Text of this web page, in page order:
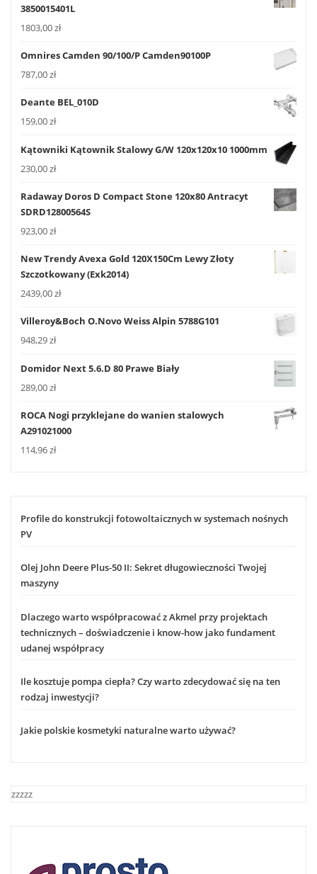
3850015401L
1803,00zł
Omnires Camden 90/100/P Camden90100P
787,00zł
Deante BEL_010D
159,00zł
Kątowniki Kątownik Stalowy G/W 120x120x10 1000mm
230,00zł
Radaway Doros D Compact Stone 120x80 Antracyt
SDRD12800564S
923,00zł
New Trendy Avexa Gold 120X150Cm Lewy Złoty
Szczotkowany (Exk2014)
2439,00zł
Villeroy&Boch O.Novo Weiss Alpin 5788G101
948,29zł
Domidor Next 5.6.D 80 Prawe Biały
289,00zł
ROCA Nogi przyklejane do wanien stalowych
A291021000
114,96zł
Profile do konstrukcji fotowoltaicznych w systemach nośnych
PV
Olej John Deere Plus-50 II: Sekret długowieczności Twojej
maszyny
Dlaczego warto współpracować z Akmel przy projektach
technicznych – doświadczenie i know-how jako fundament
udanej współpracy
Ile kosztuje pompa ciepła? Czy warto zdecydować się na ten
rodzaj inwestycji?
Jakie polskie kosmetyki naturalne warto używać?
zzzzz